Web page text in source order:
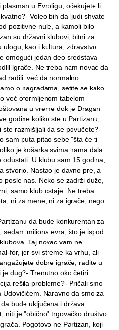
u Evroligu, očekujete li
Voleo bih da ljudi shvate
pozitivne nule, a kamoli bilo
su državni klubovi, bitni za
kao i kultura, zdravstvo.
omogući jedan deo sredstava
igrače. Ne treba nam novac da
radili, već da normalno
o nagradama, setite se kako
već oformljenom tabelom
u vreme dok je Dragan
godine koliko ste u Partizanu,
ste razmišljali da se povučete?-
sam puta pitao sebe "šta će ti
je košarka svima nama dala
U klubu sam 15 godina,
stvorio. Nastao je davno pre, a
posle nas. Neko se zadrži duže,
samo klub ostaje. Ne treba
ni za mene, ni za igrače, nego
da bude konkurentan za
sedam miliona evra, što je ispod
Taj novac vam ne
for, jer svi streme ka vrhu, ali
dobre igrače, radite u
je dug?- Trenutno oko četiri
rešila probleme?- Pričali smo
Naravno da smo za
bude uključena i država.
niti je "obično" trgovačko društvo
Pogotovo ne Partizan, koji